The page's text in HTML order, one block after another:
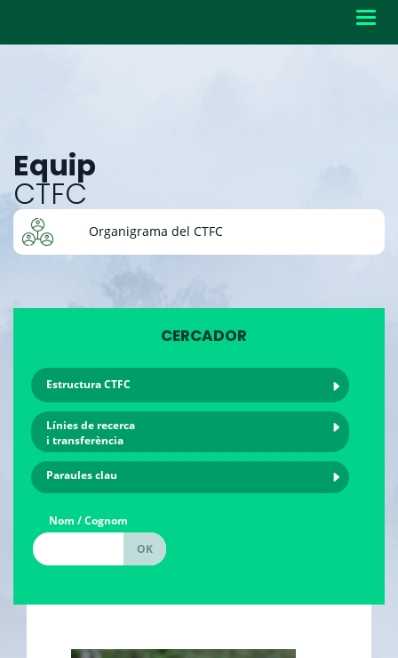
Equip
CTFC
Organigrama del CTFC
CERCADOR
Estructura CTFC
Línies de recerca
i transferència
Paraules clau
Nom / Cognom